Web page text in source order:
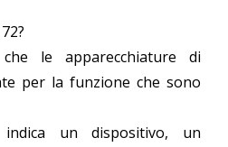
le apparecchiature di
per la funzione che sono
un dispositivo, un